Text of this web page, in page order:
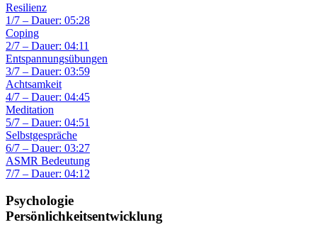
Resilienz
1/7 – Dauer: 05:28
Coping
2/7 – Dauer: 04:11
Entspannungsübungen
3/7 – Dauer: 03:59
Achtsamkeit
4/7 – Dauer: 04:45
Meditation
5/7 – Dauer: 04:51
Selbstgespräche
6/7 – Dauer: 03:27
ASMR Bedeutung
7/7 – Dauer: 04:12
Psychologie
Persönlichkeitsentwicklung